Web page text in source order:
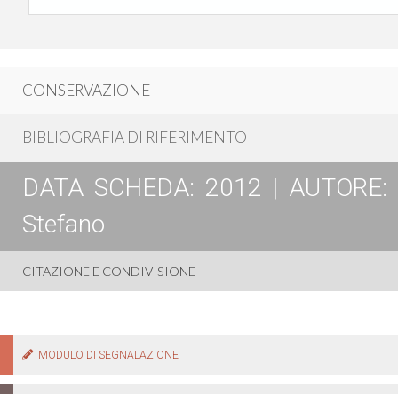
CONSERVAZIONE
BIBLIOGRAFIA DI RIFERIMENTO
DATA SCHEDA: 2012 |
Stefano
CITAZIONE E CONDIVISIONE
MODULO DI SEGNALAZIONE